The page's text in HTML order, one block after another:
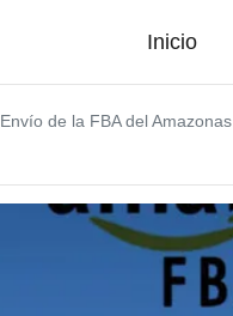
Inicio
Envío de la FBA del Amazonas